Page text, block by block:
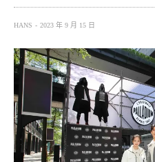
HANS 2023 年 9 月 15 日